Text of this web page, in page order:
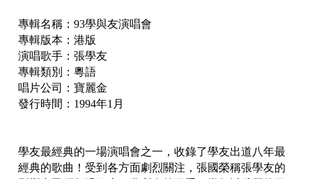
專輯名稱：93學與友演唱會
專輯版本：港版
演唱歌手：張學友
專輯類別：粵語
唱片公司：寶麗金
發行時間：1994年1月
學友最經典的一場演唱會之一，收錄了學友出道八年最
經典的歌曲！受到各方面劇烈關注，張國榮稱張學友的